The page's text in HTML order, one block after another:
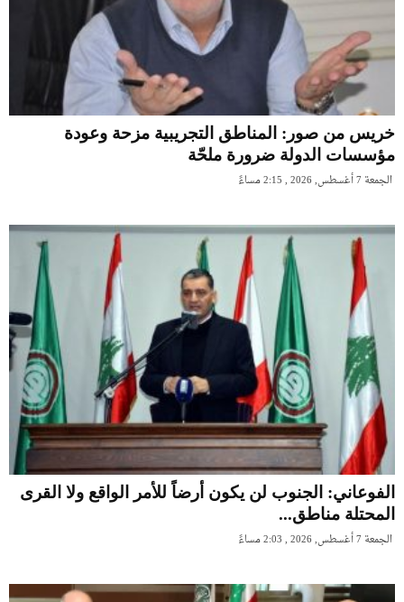
خريس من صور: المناطق التجريبية مزحة وعودة
مؤسسات الدولة ضرورة ملحّة
الجمعة 7 أغسطس, 2026 , 2:15 مساءً
الفوعاني: الجنوب لن يكون أرضاً للأمر الواقع ولا القرى
المحتلة مناطق...
الجمعة 7 أغسطس, 2026 , 2:03 مساءً